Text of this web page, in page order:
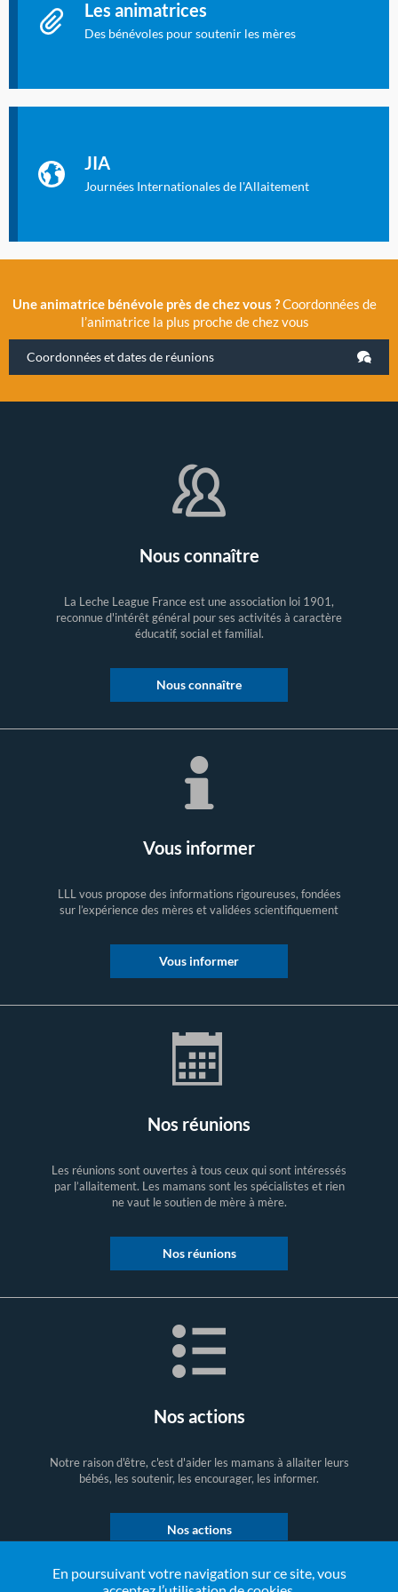
En poursuivant votre navigation sur ce site, vous
Les animatrices
Des bénévoles pour soutenir les mères
JIA
Journées Internationales de l'Allaitement
2019 la 11e Journée Internationale de l’Allaitement, un
évènement exceptionnel organisé par LLL France.
Une animatrice bénévole près de chez vous ?Coordonnées de
l’animatrice la plus proche de chez vous
Coordonnées et dates de réunions
Nous connaître
La Leche League France est une association loi 1901,
reconnue d'intérêt général pour ses activités à caractère
éducatif, social et familial.
Nous connaître
Vous informer
LLL vous propose des informations rigoureuses, fondées
sur l’expérience des mères et validées scientifiquement
Vous informer
Nos réunions
Les réunions sont ouvertes à tous ceux qui sont intéressés
par l’allaitement. Les mamans sont les spécialistes et rien
ne vaut le soutien de mère à mère.
Nos réunions
Nos actions
Notre raison d'être, c'est d'aider les mamans à allaiter leurs
bébés, les soutenir, les encourager, les informer.
Nos actions